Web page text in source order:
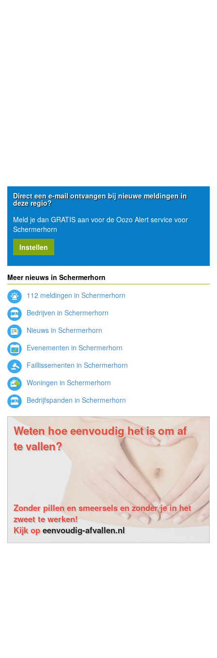
Direct een e-mail ontvangen bij nieuwe meldingen in
deze regio?
Meld je dan GRATIS aan voor de Oozo Alert service voor
Schermerhorn
Instellen
Meer nieuws in Schermerhorn
112 meldingen in Schermerhorn
Bedrijven in Schermerhorn
Nieuws in Schermerhorn
Evenementen in Schermerhorn
Faillissementen in Schermerhorn
Woningen in Schermerhorn
Bedrijfspanden in Schermerhorn
Weten hoe eenvoudig het is om af
te vallen?
Zonder pillen en smeersels en zonder je in het
zweet te werken!
Kijk opeenvoudig-afvallen.nl